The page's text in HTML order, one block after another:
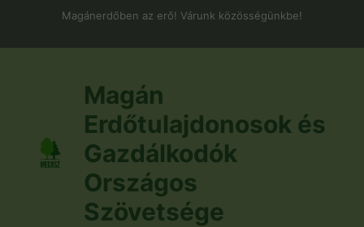
Magánerdőben az erő! Várunk közösségünkbe!
Magán
Erdőtulajdonosok és
Gazdálkodók
Országos
Szövetsége